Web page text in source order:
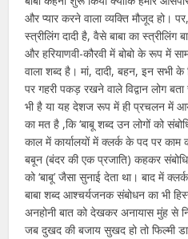
और प्यार करने वाला व्यक्ति मौजूद हो।
स्त्रीलिंग दादी है, वैसे बाबा का स्त्रीलिंग
और हरियाणवी-कौरवी में बोबो के रूप में
वाला शब्द है। मां, दादी, बहन, इन सभी के
पर गहरी पकड़ रखने वाले विद्वान लोग
भी है या यह देशज रूप में ही प्रचलन में
का मत है ,कि ‘बाबू शब्द उन लोगों को
काल में कार्यालयों में क्लर्क के पद पर
बबून (बंदर की एक प्रजाति) कहकर
को ‘बाबू’ जैसा सुनाई देता था। बाद में
बाबा शब्द आश्चर्यजनक संबोधन का भी
अनहोनी बात को देखकर अनायास मुंह से
जब दुखद की बजाय सुखद हो तो फिल्मी